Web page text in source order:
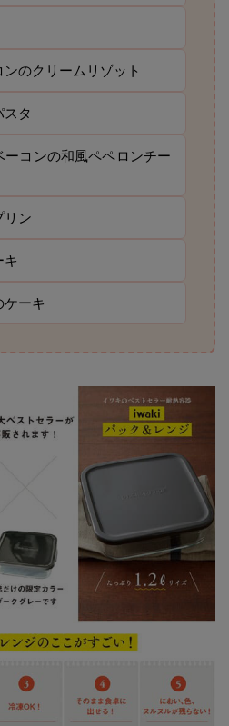
のクリームリゾット
スタ
ーコンの和風ペペロンチー
リン
キ
ケーキ